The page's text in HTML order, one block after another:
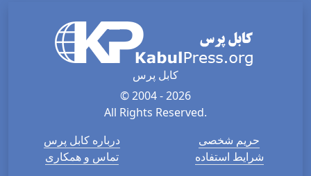
کابل پرس
© 2004 - 2026
All Rights Reserved.
درباره کابل پرس
تماس و همکاری
حریم شخصی
شرایط استفاده